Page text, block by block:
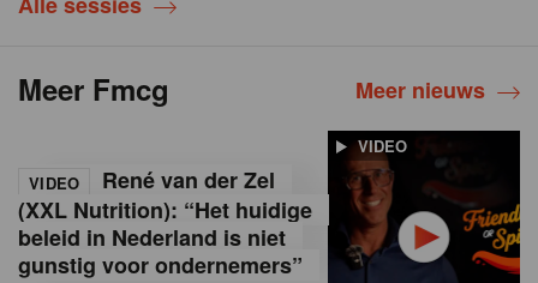
Meer Fmcg Meer nieuws
VIDEO
VIDEO
René van der Zel
(XXL Nutrition): “Het huidige
beleid in Nederland is niet
gunstig voor ondernemers”